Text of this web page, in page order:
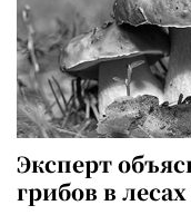
Эксперт
грибов в